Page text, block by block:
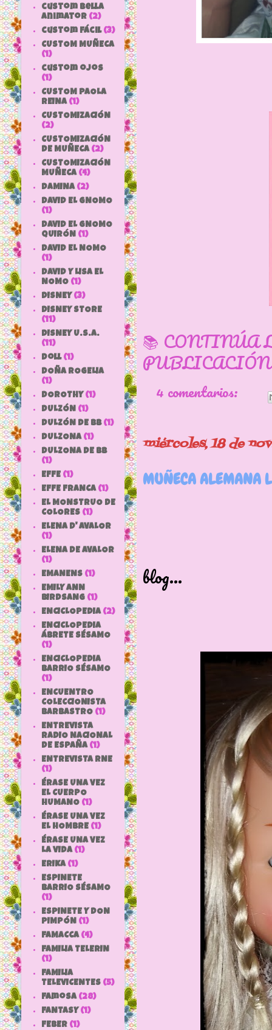
📚 CONTINÚA
4 comentarios:
miércoles, 18 de
MUÑECA ALEMANA
blog...
custom bella
animator (2)
custom fácil (3)
CUSTOM MUÑECA
(1)
custom ojos
(1)
CUSTOM PAOLA
REINA (1)
CUSTOMIZACIÓN
(2)
CUSTOMIZACIÓN
DE MUÑECA (2)
CUSTOMIZACIÓN
MUÑECA (4)
DAMINA (2)
DAVID EL GNOMO
(1)
DAVID EL GNOMO
QUIRÓN (1)
DAVID EL NOMO
(1)
DAVID Y LISA EL
NOMO (1)
DISNEY (3)
DISNEY STORE
(11)
DISNEY U.S.A.
(11)
doll (1)
DOÑA ROGELIA
(1)
DOROTHY (1)
DULZÓN (1)
DULZÓN DE BB (1)
DULZONA (1)
DULZONA DE BB
(1)
EFFE (1)
EFFE FRANCA (1)
EL MONSTRUO DE
COLORES (1)
ELENA D' AVALOR
(1)
ELENA DE AVALOR
(1)
EMANENS (1)
EMILY ANN
BIRDSANG (1)
ENCICLOPEDIA (2)
ENCICLOPEDIA
ÁBRETE SÉSAMO
(1)
ENCICLOPEDIA
BARRIO SÉSAMO
(1)
ENCUENTRO
COLECCIONISTA
BARBASTRO (1)
ENTREVISTA
RADIO NACIONAL
DE ESPAÑA (1)
ENTREVISTA RNE
(1)
ÉRASE UNA VEZ
EL CUERPO
HUMANO (1)
ÉRASE UNA VEZ
EL HOMBRE (1)
ÉRASE UNA VEZ
LA VIDA (1)
ERIKA (1)
ESPINETE
BARRIO SÉSAMO
(1)
ESPINETE Y DON
PIMPÓN (1)
FAMACCA (4)
FAMILIA TELERIN
(1)
FAMILIA
TELEVICENTES (5)
Famosa (28)
FANTASY (1)
FEBER (1)